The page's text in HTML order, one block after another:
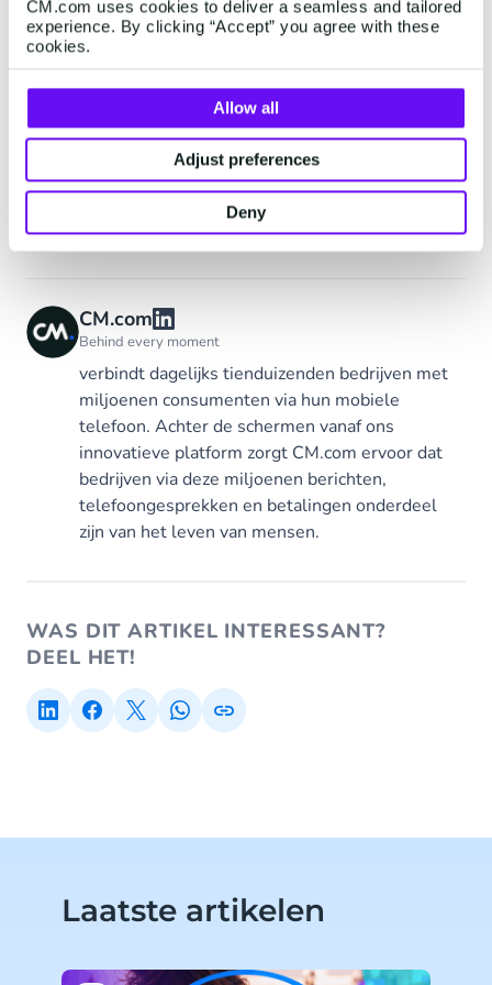
CM.com uses cookies to deliver a seamless and tailored
experience. By clicking “Accept” you agree with these
cookies.
Allow all
Adjust preferences
Deny
CM.com innoveert voortdurend haar CPaaS
(communicatieplatform als een service) platform
met uitbreiding naar betalingen en digitale
identiteit en biedt op maat gemaakte en
transparante prijzen en facturering.
Tags Messaging SMS Beveiliging CM.com
CM.com
Behind every moment
verbindt dagelijks tienduizenden bedrijven met
miljoenen consumenten via hun mobiele
telefoon. Achter de schermen vanaf ons
innovatieve platform zorgt CM.com ervoor dat
bedrijven via deze miljoenen berichten,
telefoongesprekken en betalingen onderdeel
zijn van het leven van mensen.
WAS DIT ARTIKEL INTERESSANT?
DEEL HET!
Laatste artikelen